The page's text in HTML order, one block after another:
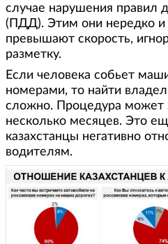
случае нарушения правил
(ПДД). Этим они нередко и
превышают скорость,
разметку.
Если человека собьет
номерами, то найти
сложно. Процедура может
несколько месяцев. Это
казахстанцы негативно
водителям.